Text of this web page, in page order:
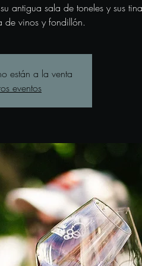
antigua sala de toneles y sus
de vinos y fondillón.
están a la venta
eventos